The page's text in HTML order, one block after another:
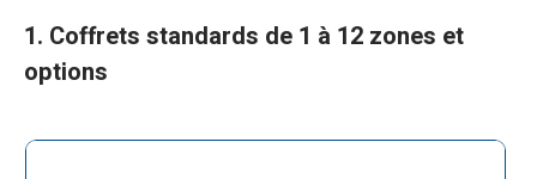
1. Coffrets standards de 1 à 12 zones et
options